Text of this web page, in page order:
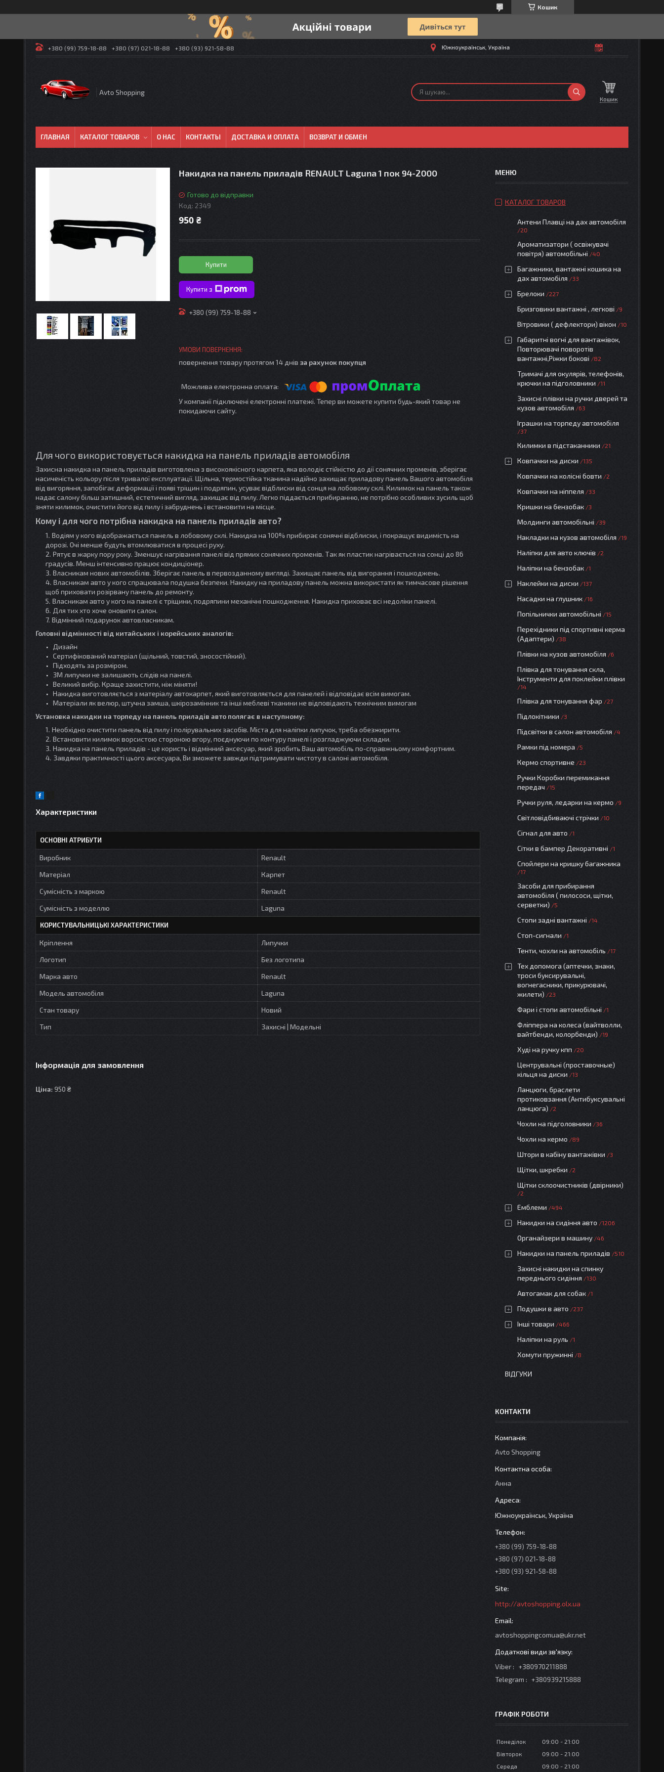
Кошик
+380 (99) 759-18-88 +380 (97) 021-18-88 +380 (93) 921-58-88 Южноукраїнськ, Україна
Avto Shopping
Кошик
ГЛАВНАЯ КАТАЛОГ ТОВАРОВ О НАС КОНТАКТЫ ДОСТАВКА И ОПЛАТА ВОЗВРАТ И ОБМЕН
Накидка на панель приладів RENAULT Laguna 1 пок 94-2000
Готово до відправки
Код: 2349
950 ₴
Купити
Купити з
+380 (99) 759-18-88
повернення товару протягом 14 днів за рахунок покупця
У компанії підключені електронні платежі. Тепер ви можете купити будь-який товар не
покидаючи сайту.
Для чого використовується накидка на панель приладів автомобіля
Захисна накидка на панель приладів виготовлена з високоякісного карпета, яка володіє стійкістю до дії сонячних променів, зберігає
насиченість кольору після тривалої експлуатації. Щільна, термостійка тканина надійно захищає приладову панель Вашого автомобіля
від вигоряння, запобігає деформації і появі тріщин і подряпин, усуває відблиски від сонця на лобовому склі. Килимок на панель також
надає салону більш затишний, естетичний вигляд, захищає від пилу. Легко піддається прибиранню, не потрібно особливих зусиль щоб
зняти килимок, очистити його від пилу і забруднень і встановити на місце.
Кому і для чого потрібна накидка на панель приладів авто?
Водіям у кого відображається панель в лобовому склі. Накидка на 100% прибирає сонячні відблиски, і покращує видимість на
дорозі. Очі менше будуть втомлюватися в процесі руху.
Рятує в жарку пору року. Зменшує нагрівання панелі від прямих сонячних променів. Так як пластик нагрівається на сонці до 86
градусів. Менш інтенсивно працює кондиціонер.
Власникам нових автомобілів. Зберігає панель в первозданному вигляді. Захищає панель від вигорання і пошкоджень.
Власникам авто у кого спрацювала подушка безпеки. Накидку на приладову панель можна використати як тимчасове рішення
щоб приховати розірвану панель до ремонту.
Власникам авто у кого на панелі є тріщини, подряпини механічні пошкодження. Накидка приховає всі недоліки панелі.
Для тих хто хоче оновити салон.
Відмінний подарунок автовласникам.
Головні відмінності від китайських і корейських аналогів:
Дизайн
Сертифікований матеріал (щільний, товстий, зносостійкий).
Підходять за розміром.
3М липучки не залишають слідів на панелі.
Великий вибір. Краще захистити, ніж міняти!
Накидка виготовляється з матеріалу автокарпет, який виготовляється для панелей і відповідає всім вимогам.
Матеріали як велюр, штучна замша, шкірозамінник та інші меблеві тканини не відповідають технічним вимогам
Установка накидки на торпеду на панель приладів авто полягає в наступному:
Необхідно очистити панель від пилу і полірувальних засобів. Міста для наліпки липучок, треба обезжирити.
Встановити килимок ворсистою стороною вгору, поєднуючи по контуру панелі і розгладжуючи складки.
Накидка на панель приладів - це користь і відмінний аксесуар, який зробить Ваш автомобіль по-справжньому комфортним.
Завдяки практичності цього аксесуара, Ви зможете завжди підтримувати чистоту в салоні автомобіля.
Характеристики
ОСНОВНІ АТРИБУТИ
Виробник
Renault
Матеріал
Карпет
Сумісність з маркою
Renault
Сумісність з моделлю
Laguna
КОРИСТУВАЛЬНИЦЬКІ ХАРАКТЕРИСТИКИ
Кріплення
Липучки
Логотип
Без логотипа
Марка авто
Renault
Модель автомобіля
Laguna
Стан товару
Новий
Тип
Захисні | Модельні
Інформація для замовлення
Ціна: 950 ₴
КАТАЛОГ ТОВАРОВ
Антени Плавці на дах автомобіля
20
Ароматизатори ( освіжувачі
повітря) автомобільні
40
Багажники, вантажні кошика на
дах автомобіля
33
Брелоки 227
Бризговики вантажні , легкові 9
Вітровики ( дефлектори) вікон 10
Габаритні вогні для вантажівок,
Повторювачі поворотів
вантажні,Ріжки бокові
82
Тримачі для окулярів, телефонів,
крючки на підголовники
11
Захисні плівки на ручки дверей та
кузов автомобіля
63
Іграшки на торпеду автомобіля
37
Килимки в підстаканники 21
Ковпачки на диски 135
Ковпачки на колісні бовти 2
Ковпачки на ніппеля 33
Кришки на бензобак 3
Молдинги автомобільні 39
Накладки на кузов автомобіля 19
Наліпки для авто ключів 2
Наліпки на бензобак 1
Наклейки на диски 137
Насадки на глушник 16
Попільнички автомобільні 15
Перехідники під спортивні керма
(Адаптери)
38
Плівки на кузов автомобіля 6
Плівка для тонування скла,
Інструменти для поклейки плівки
14
Плівка для тонування фар 27
Підлокітники 3
Підсвітки в салон автомобіля 4
Рамки під номера 5
Кермо спортивне 23
Ручки Коробки перемикання
передач
15
Ручки руля, ледарки на кермо 9
Світловідбиваючі стрічки 10
Сігнал для авто 1
Сітки в бампер Декоративні 1
Спойлери на кришку багажника
17
Засоби для прибирання
автомобіля ( пилососи, щітки,
серветки)
5
Стопи задні вантажні 14
Стоп-сигнали 1
Тенти, чохли на автомобіль 17
Тех допомога (аптечки, знаки,
троси буксирувальні,
вогнегасники, прикурювачі,
жилети)
23
Фари і стопи автомобільні 1
Фліппера на колеса (вайтволли,
вайтбенди, колорбенди)
19
Худі на ручку кпп 20
Центрувальні (проставочные)
кільця на диски
13
Ланцюги, браслети
протиковзання (Антибуксувальні
ланцюга)
2
Чохли на підголовники 36
Чохли на кермо 89
Штори в кабіну вантажівки 3
Щітки, шкребки 2
Щітки склоочистників (двірники)
2
Емблеми 494
Накидки на сидіння авто 1206
Органайзери в машину 46
Накидки на панель приладів 510
Захисні накидки на спинку
переднього сидіння
130
Автогамак для собак 1
Подушки в авто 237
Інші товари 466
Наліпки на руль 1
Хомути пружинні 8
ВІДГУКИ
КОНТАКТИ
Avto Shopping
Анна
Южноукраїнськ, Україна
+380 (99) 759-18-88
+380 (97) 021-18-88
+380 (93) 921-58-88
http://avtoshopping.olx.ua
avtoshoppingcomua@ukr.net
Viber
+380970211888
Telegram
+380939215888
ГРАФІК РОБОТИ
Понеділок 09:00
21:00
Вівторок
09:00
21:00
Середа
09:00 21:00